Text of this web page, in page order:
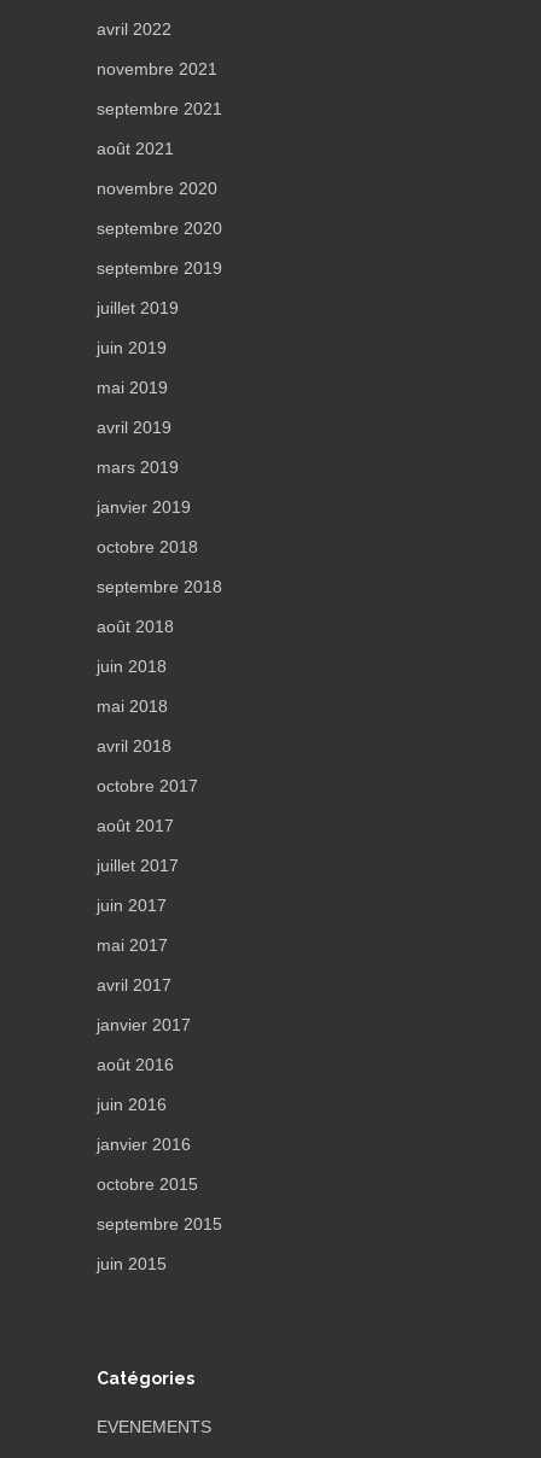
avril 2022
novembre 2021
septembre 2021
août 2021
novembre 2020
septembre 2020
septembre 2019
juillet 2019
juin 2019
mai 2019
avril 2019
mars 2019
janvier 2019
octobre 2018
septembre 2018
août 2018
juin 2018
mai 2018
avril 2018
octobre 2017
août 2017
juillet 2017
juin 2017
mai 2017
avril 2017
janvier 2017
août 2016
juin 2016
janvier 2016
octobre 2015
septembre 2015
juin 2015
Catégories
EVENEMENTS